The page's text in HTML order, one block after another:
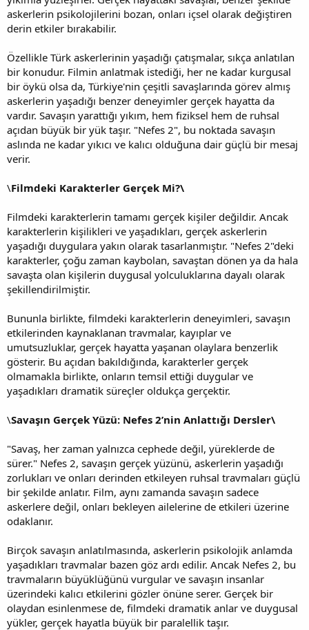
askerlerin psikolojilerini bozan, onları içsel olarak değiştiren
derin etkiler bırakabilir.
Özellikle Türk askerlerinin yaşadığı çatışmalar, sıkça anlatılan
bir konudur. Filmin anlatmak istediği, her ne kadar kurgusal
bir öykü olsa da, Türkiye'nin çeşitli savaşlarında görev almış
askerlerin yaşadığı benzer deneyimler gerçek hayatta da
vardır. Savaşın yarattığı yıkım, hem fiziksel hem de ruhsal
açıdan büyük bir yük taşır. "Nefes 2", bu noktada savaşın
aslında ne kadar yıkıcı ve kalıcı olduğuna dair güçlü bir mesaj
verir.
\Filmdeki Karakterler Gerçek Mi?\
Filmdeki karakterlerin tamamı gerçek kişiler değildir. Ancak
karakterlerin kişilikleri ve yaşadıkları, gerçek askerlerin
yaşadığı duygulara yakın olarak tasarlanmıştır. "Nefes 2"deki
karakterler, çoğu zaman kaybolan, savaştan dönen ya da hala
savaşta olan kişilerin duygusal yolculuklarına dayalı olarak
şekillendirilmiştir.
Bununla birlikte, filmdeki karakterlerin deneyimleri, savaşın
etkilerinden kaynaklanan travmalar, kayıplar ve
umutsuzluklar, gerçek hayatta yaşanan olaylara benzerlik
gösterir. Bu açıdan bakıldığında, karakterler gerçek
olmamakla birlikte, onların temsil ettiği duygular ve
yaşadıkları dramatik süreçler oldukça gerçektir.
\Savaşın Gerçek Yüzü: Nefes 2’nin Anlattığı Dersler\
"Savaş, her zaman yalnızca cephede değil, yüreklerde de
sürer." Nefes 2, savaşın gerçek yüzünü, askerlerin yaşadığı
zorlukları ve onları derinden etkileyen ruhsal travmaları güçlü
bir şekilde anlatır. Film, aynı zamanda savaşın sadece
askerlere değil, onları bekleyen ailelerine de etkileri üzerine
odaklanır.
Birçok savaşın anlatılmasında, askerlerin psikolojik anlamda
yaşadıkları travmalar bazen göz ardı edilir. Ancak Nefes 2, bu
travmaların büyüklüğünü vurgular ve savaşın insanlar
üzerindeki kalıcı etkilerini gözler önüne serer. Gerçek bir
olaydan esinlenmese de, filmdeki dramatik anlar ve duygusal
yükler, gerçek hayatla büyük bir paralellik taşır.